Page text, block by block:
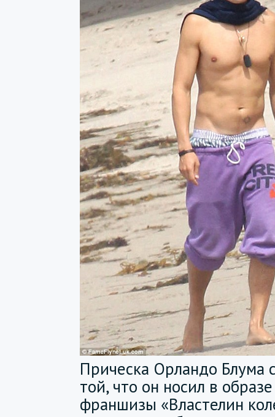
Прическа Орландо Блума
той, что он носил в
франшизы «Властелин